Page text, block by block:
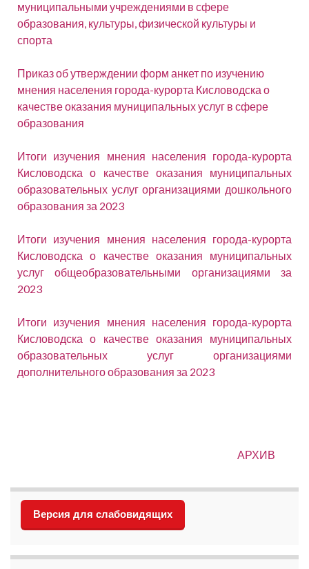
муниципальными учреждениями в сфере
образования, культуры, физической культуры и
спорта
Приказ об утверждении форм анкет по изучению
мнения населения города-курорта Кисловодска о
качестве оказания муниципальных услуг в сфере
образования
Итоги изучения мнения населения города-курорта
Кисловодска о качестве оказания муниципальных
образовательных услуг организациями дошкольного
образования за 2023
Итоги изучения мнения населения города-курорта
Кисловодска о качестве оказания муниципальных
услуг общеобразовательными организациями за
2023
Итоги изучения мнения населения города-курорта
Кисловодска о качестве оказания муниципальных
образовательных услуг организациями
дополнительного образования за 2023
АРХИВ
Версия для слабовидящих